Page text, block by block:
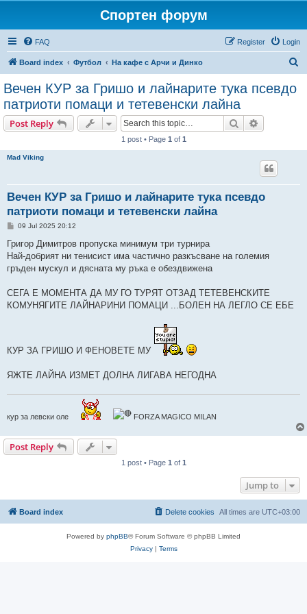
Спортен форум
FAQ Login
Register
Board index Футбол На кафе с Арчи и Динко
Вечен КУР за Гришо и лайнарите тука псевдо
патриоти помаци и тетевенски лайна
Post Reply Search
1 post • Page 1 of 1
Mad Viking
Вечен КУР за Гришо и лайнарите тука псевдо
патриоти помаци и тетевенски лайна
P
s
09 Jul 2025 20:12
Григор Димитров пропуска минимум три турнира
Най-добрият ни тенисист има частично разкъсване на големия
гръден мускул и дясната му ръка е обездвижена
СЕГА Е МОМЕНТА ДА МУ ГО ТУРЯТ ОТЗАД ТЕТЕВЕНСКИТЕ
КОМУНЯГИТЕ ЛАЙНАРИНИ ПОМАЦИ ...БОЛЕН НА ЛЕГЛО СЕ ЕБЕ
КУР ЗА ГРИШО И ФЕНОВЕТЕ МУ
ЯЖТЕ ЛАЙНА ИЗМЕТ ДОЛНА ЛИГАВА НЕГОДНА
кур за левски оле FORZA MAGICO MILAN
Post Reply
1 post • Page 1 of 1
Jump to
Board index All times are UTC+03:00
Delete cookies
Powered by phpBB® Forum Software © phpBB Limited
Privacy| Terms